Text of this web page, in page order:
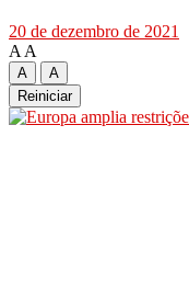
20 de dezembro de 2021
A A
A
A
Reiniciar